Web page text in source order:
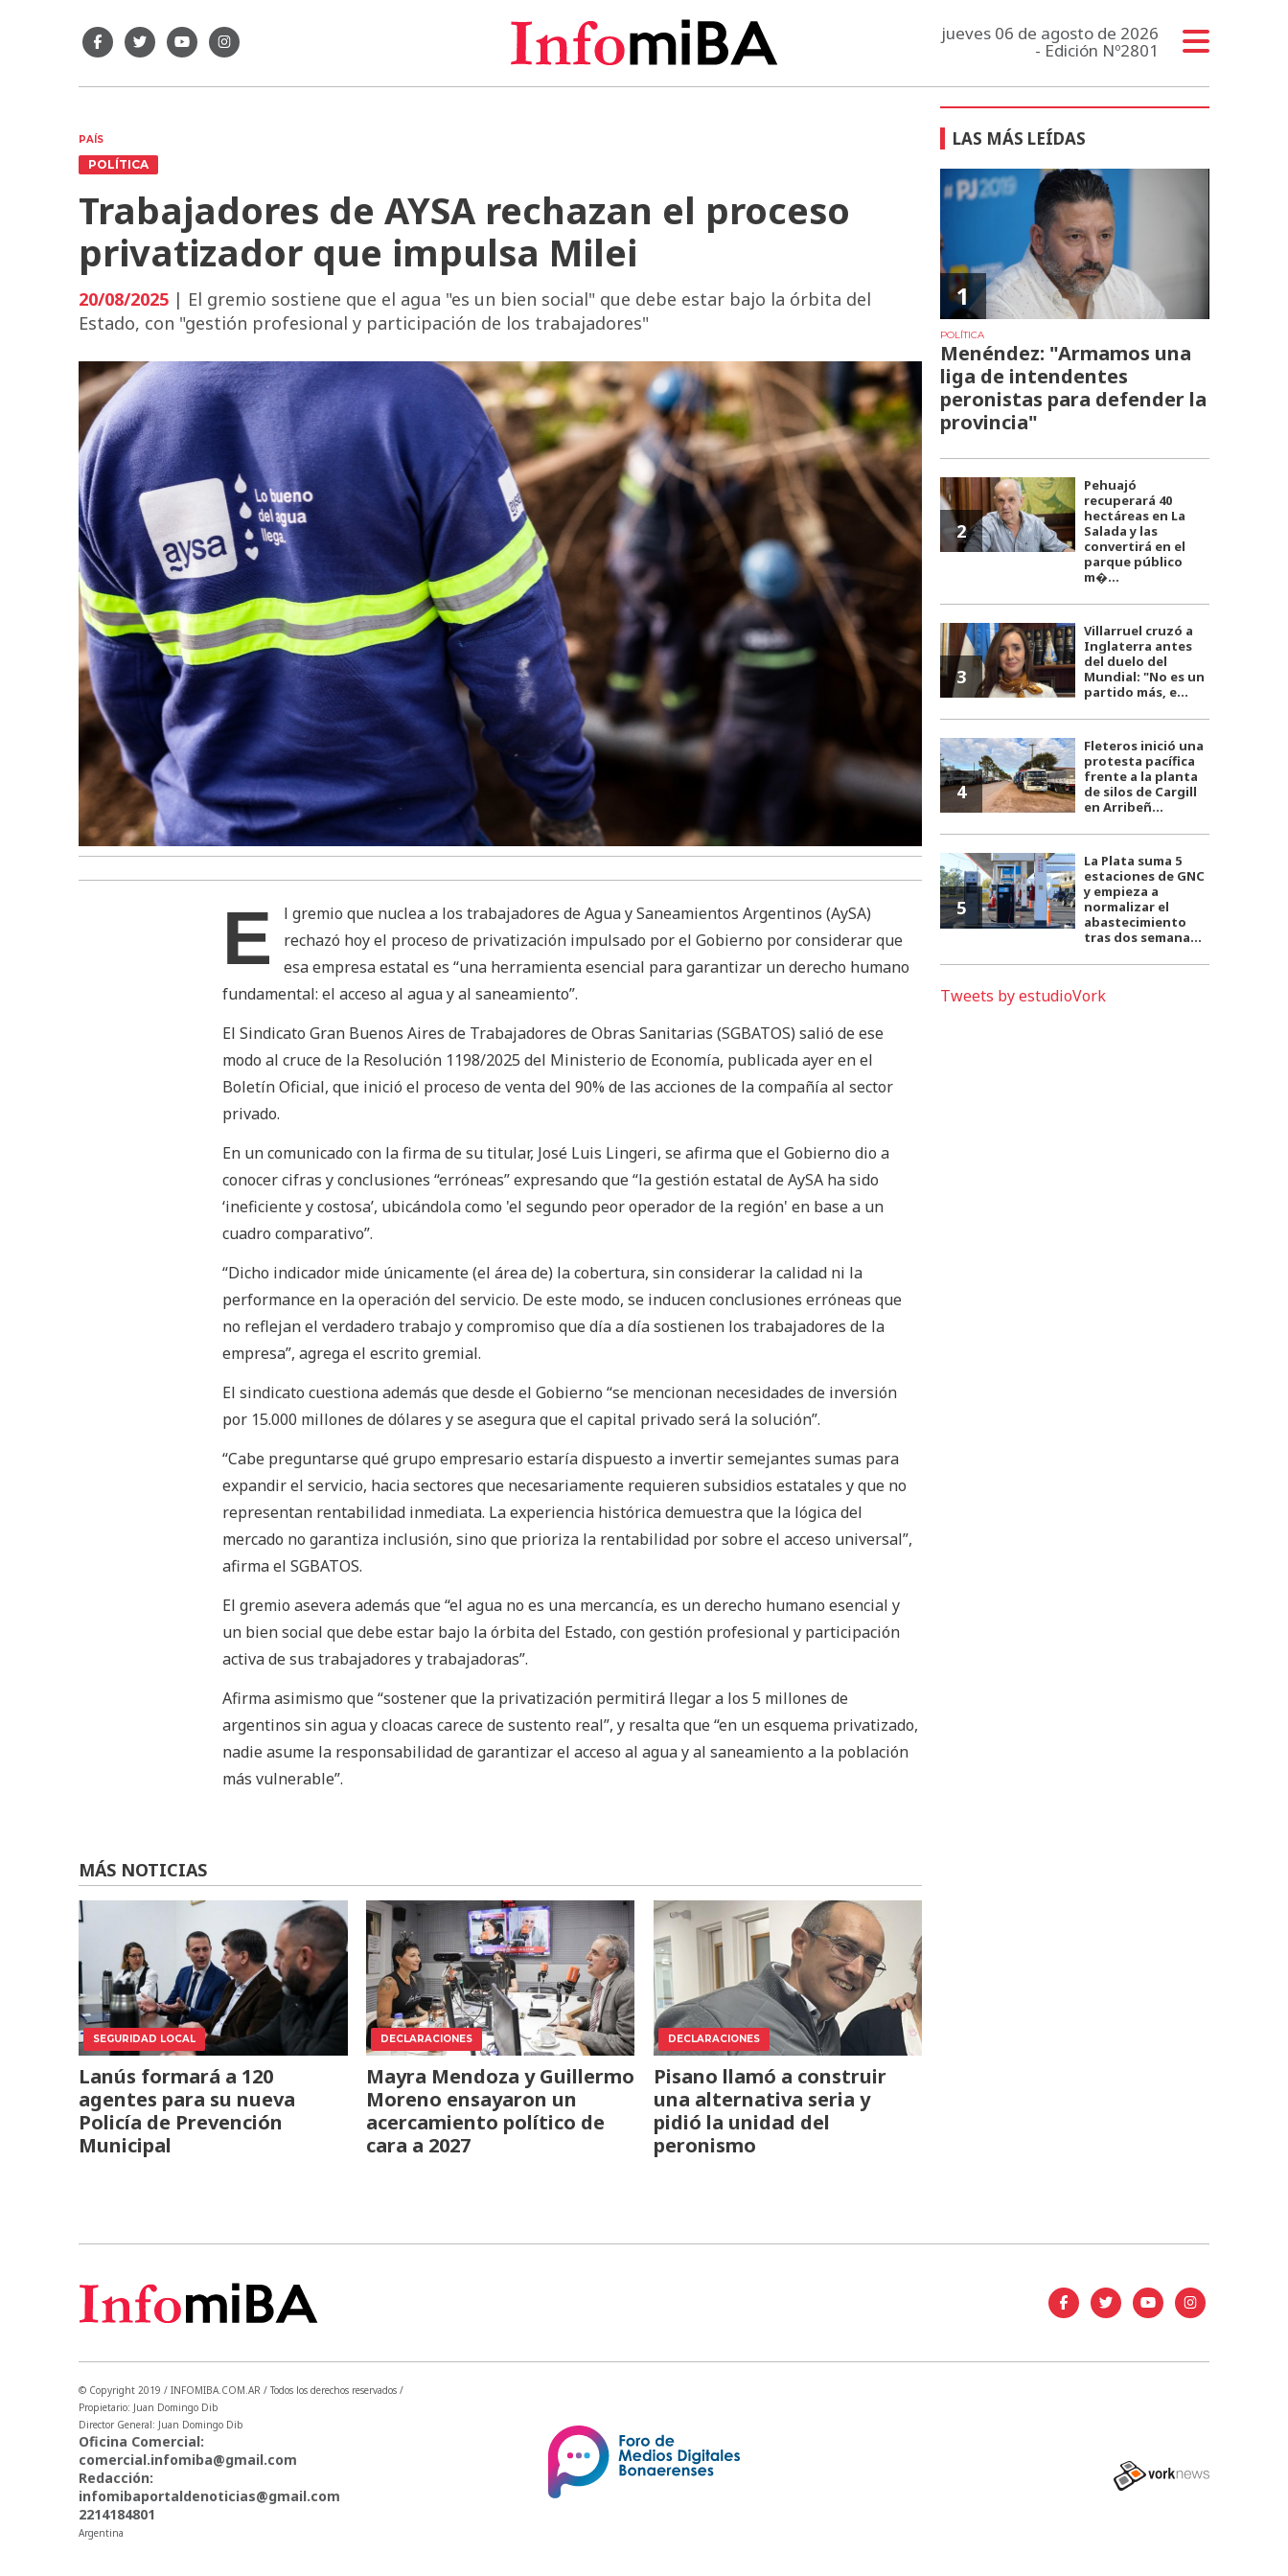
jueves 06 de agosto de 2026
- Edición Nº2801
PAÍS
POLÍTICA
Trabajadores de AYSA rechazan el proceso
privatizador que impulsa Milei
20/08/2025 | El gremio sostiene que el agua "es un bien social" que debe estar bajo la órbita del
Estado, con "gestión profesional y participación de los trabajadores"
E
l gremio que nuclea a los trabajadores de Agua y Saneamientos Argentinos (AySA)
rechazó hoy el proceso de privatización impulsado por el Gobierno por considerar que
esa empresa estatal es “una herramienta esencial para garantizar un derecho humano
fundamental: el acceso al agua y al saneamiento”.
El Sindicato Gran Buenos Aires de Trabajadores de Obras Sanitarias (SGBATOS) salió de ese
modo al cruce de la Resolución 1198/2025 del Ministerio de Economía, publicada ayer en el
Boletín Oficial, que inició el proceso de venta del 90% de las acciones de la compañía al sector
privado.
En un comunicado con la firma de su titular, José Luis Lingeri, se afirma que el Gobierno dio a
conocer cifras y conclusiones “erróneas” expresando que “la gestión estatal de AySA ha sido
‘ineficiente y costosa’, ubicándola como 'el segundo peor operador de la región' en base a un
cuadro comparativo”.
“Dicho indicador mide únicamente (el área de) la cobertura, sin considerar la calidad ni la
performance en la operación del servicio. De este modo, se inducen conclusiones erróneas que
no reflejan el verdadero trabajo y compromiso que día a día sostienen los trabajadores de la
empresa”, agrega el escrito gremial.
El sindicato cuestiona además que desde el Gobierno “se mencionan necesidades de inversión
por 15.000 millones de dólares y se asegura que el capital privado será la solución”.
“Cabe preguntarse qué grupo empresario estaría dispuesto a invertir semejantes sumas para
expandir el servicio, hacia sectores que necesariamente requieren subsidios estatales y que no
representan rentabilidad inmediata. La experiencia histórica demuestra que la lógica del
mercado no garantiza inclusión, sino que prioriza la rentabilidad por sobre el acceso universal”,
afirma el SGBATOS.
El gremio asevera además que “el agua no es una mercancía, es un derecho humano esencial y
un bien social que debe estar bajo la órbita del Estado, con gestión profesional y participación
activa de sus trabajadores y trabajadoras”.
Afirma asimismo que “sostener que la privatización permitirá llegar a los 5 millones de
argentinos sin agua y cloacas carece de sustento real”, y resalta que “en un esquema privatizado,
nadie asume la responsabilidad de garantizar el acceso al agua y al saneamiento a la población
más vulnerable”.
MÁS NOTICIAS
SEGURIDAD LOCAL
Lanús formará a 120
agentes para su nueva
Policía de Prevención
Municipal
DECLARACIONES
Mayra Mendoza y Guillermo
Moreno ensayaron un
acercamiento político de
cara a 2027
DECLARACIONES
Pisano llamó a construir
una alternativa seria y
pidió la unidad del
peronismo
LAS MÁS LEÍDAS
1
POLÍTICA
Menéndez: "Armamos una
liga de intendentes
peronistas para defender la
provincia"
2
Pehuajó
recuperará 40
hectáreas en La
Salada y las
convertirá en el
parque público
m�...
3
Villarruel cruzó a
Inglaterra antes
del duelo del
Mundial: "No es un
partido más, e...
4
Fleteros inició una
protesta pacífica
frente a la planta
de silos de Cargill
en Arribeñ...
5
La Plata suma 5
estaciones de GNC
y empieza a
normalizar el
abastecimiento
tras dos semana...
Tweets by estudioVork
© Copyright 2019 / INFOMIBA.COM.AR / Todos los derechos reservados /
Propietario: Juan Domingo Dib
Director General: Juan Domingo Dib
Oficina Comercial:
comercial.infomiba@gmail.com
Redacción:
infomibaportaldenoticias@gmail.com
2214184801
Argentina